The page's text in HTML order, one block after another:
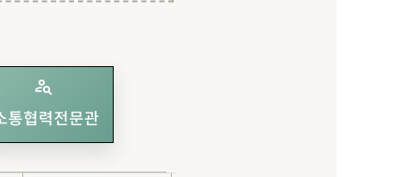
person_search
통협력전문관